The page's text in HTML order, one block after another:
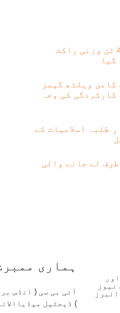
اسپیس ایکس: 4 ٹن وزنی راکٹ
کامن ویلتھ گیمز
کی وجہ
10 ہزار طلبہ اسلامیات کے
لے جانے والی
ہماری
آئی بی سی ( انڈس